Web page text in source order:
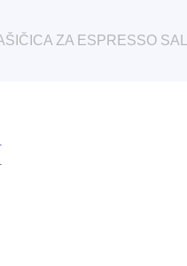
ZA ESPRESSO